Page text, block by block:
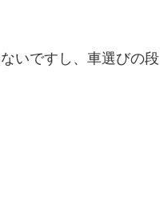
いですし、車選びの段